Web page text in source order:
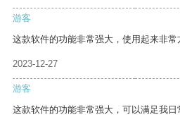
游客
这款软件的功能非常强大，使用起来非常
2023-12-27
游客
这款软件的功能非常强大，可以满足我日